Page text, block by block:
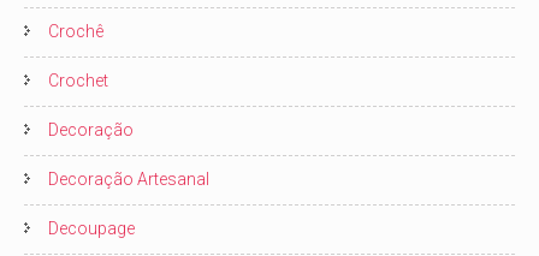
Crochê
Crochet
Decoração
Decoração Artesanal
Decoupage